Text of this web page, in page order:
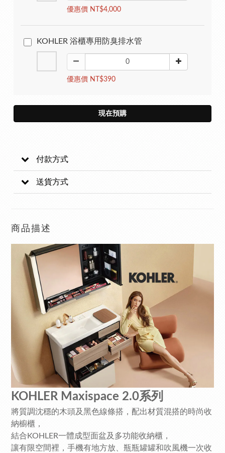
優惠價 NT$4,000
KOHLER 浴櫃專用防臭排水管
優惠價 NT$390
現在預購
付款方式
送貨方式
商品描述
KOHLER Maxispace 2.0系列
將質調沈穩的木頭及黑色線條搭，配出材質混搭的時尚收
納櫥櫃，
結合KOHLER一體成型面盆及多功能收納櫃，
讓有限空間裡，手機有地方放、瓶瓶罐罐和吹風機一次收